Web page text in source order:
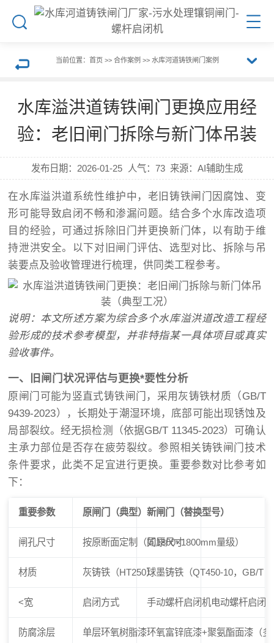
搜
菜
回
上
一
页
当前位置： 首页>> 合作案例 >> 水库河道铸铁闸门案例
开
目
导
航
水库溢洪道铸铁闸门更换应用经
验：老旧闸门拆除与新门体吊装
发布日期： 2026-01-25 人气： 73 来源：AI辅助生成
在水库溢洪道系统性维护中，老旧铸铁闸门因腐蚀、变
形可能导致启闭不畅和渗漏问题。结合多个水库改造项
目的经验，可通过拆除旧门并更换新门体，以有助于维
持泄洪安全。以下对旧闸门评估、选型对比、拆除与吊
装要点及验收管理进行梳理，供同类工程参考。
说明：本文所述方案为综合多个水库溢洪道改造工程经
验形成的技术参考模型，并非特指某一具体项目或真实
验收事件。
一、旧闸门状况评估与更换*要性分析
原闸门可能为竖直式铸铁闸门，采用灰铸铁材质（GB/T
9439-2023），长期处于潮湿环境，底部可能出现锈蚀及
局部裂纹。经无损检测（依据GB/T 11345-2023）可确认
主承力部位是否存在疲劳裂纹。参照相关铸铁闸门技术
条件要求，此类不足宜进行更换。重要参数对比参考如
下：
重要参数 原闸门（典型）新闸门（替换型号）
闸孔尺寸 按原断面定制（如1800×1800mm量级）
同原尺寸
材质 灰铸铁（HT250）球墨铸铁（QT450-10，GB/T
<宽 启闭方式 手动螺杆启闭机电动螺杆启闭
防腐涂层 单层环氧树脂漆环氧富锌底漆+聚氨酯面漆（